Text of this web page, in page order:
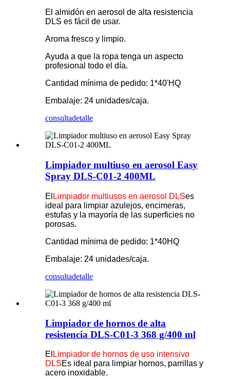
El almidón en aerosol de alta resistencia
DLS es fácil de usar.
Aroma fresco y limpio.
Ayuda a que la ropa tenga un aspecto
profesional todo el día.
Cantidad mínima de pedido: 1*40'HQ
Embalaje: 24 unidades/caja.
consultadetalle
Limpiador multiuso en aerosol Easy
Spray DLS-C01-2 400ML
El Limpiador multiusos en aerosol DLSes
ideal para limpiar azulejos, encimeras,
estufas y la mayoría de las superficies no
porosas.
Cantidad mínima de pedido: 1*40HQ
Embalaje: 24 unidades/caja.
consultadetalle
Limpiador de hornos de alta
resistencia DLS-C01-3 368 g/400 ml
El Limpiador de hornos de uso intensivo
DLSEs ideal para limpiar hornos, parrillas y
acero inoxidable.